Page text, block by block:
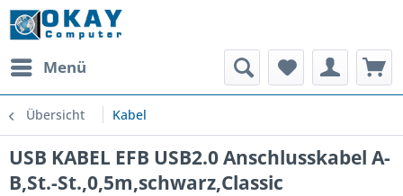
Menü
Übersicht Kabel
USB KABEL EFB USB2.0 Anschlusskabel A-
B,St.-St.,0,5m,schwarz,Classic